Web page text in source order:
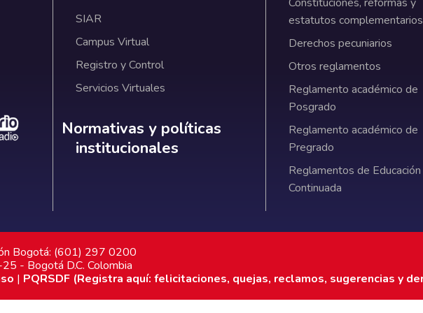
SIAR
Campus Virtual
Registro y Control
Servicios Virtuales
Normativas y políticas institucionales
Normativas y políticas
institucionales
estatutos complementarios
Derechos pecuniarios
Otros reglamentos
Reglamento académico de
Posgrado
Reglamento académico de
Pregrado
Reglamentos de Educación
Continuada
Bogotá: (601) 297 0200
- Bogotá D.C. Colombia
| PQRSDF (Registra aquí: felicitaciones, quejas, reclamos, sugerencias y